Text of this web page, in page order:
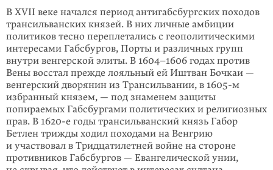
В XVII веке начался период антигабсбургских походов
трансильванских князей. В них личные амбиции
политиков тесно переплетались с геополитическими
интересами Габсбургов, Порты и различных групп
внутри венгерской элиты. В 1604–1606 годах против
Вены восстал прежде лояльный ей Иштван Бочкаи —
венгерский дворянин из Трансильвании, в 1605-м
избранный князем, — под зна­менем защиты
попираемых Габсбургами политических и религиозных
прав. В 1620-е годы трансильванский князь Габор
Бетлен трижды ходил похо­дами на Венгрию
и участвовал в Тридцатилетней войне на стороне
противни­ков Габсбургов — Евангелической унии,